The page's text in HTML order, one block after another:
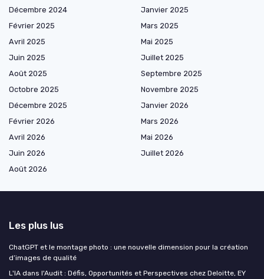
Décembre 2024
Janvier 2025
Février 2025
Mars 2025
Avril 2025
Mai 2025
Juin 2025
Juillet 2025
Août 2025
Septembre 2025
Octobre 2025
Novembre 2025
Décembre 2025
Janvier 2026
Février 2026
Mars 2026
Avril 2026
Mai 2026
Juin 2026
Juillet 2026
Août 2026
Les plus lus
ChatGPT et le montage photo : une nouvelle dimension pour la création
d’images de qualité
L'IA dans l'Audit : Défis, Opportunités et Perspectives chez Deloitte, EY